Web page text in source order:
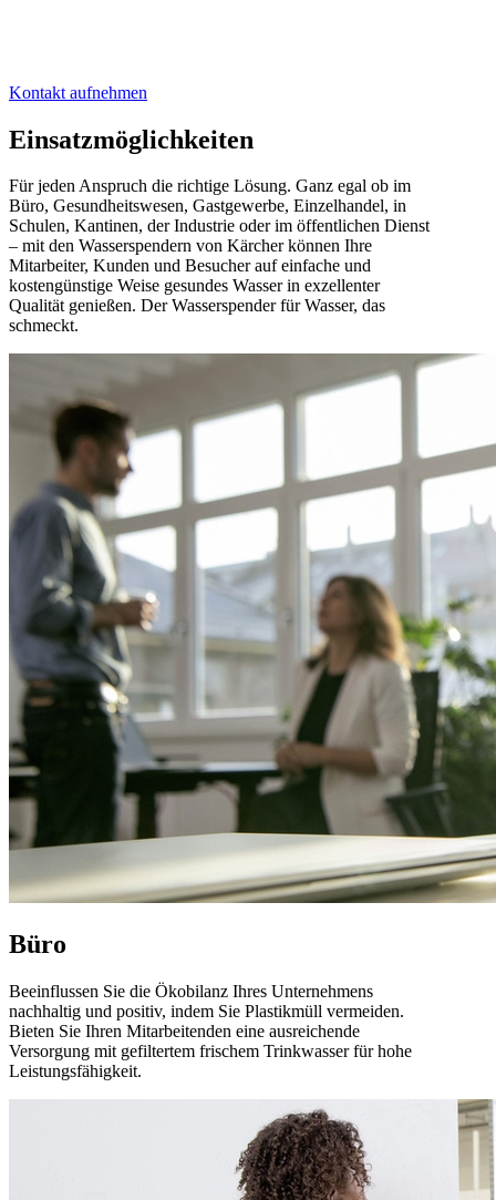
Kontakt aufnehmen
Einsatzmöglichkeiten
Für jeden Anspruch die richtige Lösung. Ganz egal ob im
Büro, Gesundheitswesen, Gastgewerbe, Einzelhandel, in
Schulen, Kantinen, der Industrie oder im öffentlichen Dienst
– mit den Wasserspendern von Kärcher können Ihre
Mitarbeiter, Kunden und Besucher auf einfache und
kostengünstige Weise gesundes Wasser in exzellenter
Qualität genießen. Der Wasserspender für Wasser, das
schmeckt.
Büro
Beeinflussen Sie die Ökobilanz Ihres Unternehmens
nachhaltig und positiv, indem Sie Plastikmüll vermeiden.
Bieten Sie Ihren Mitarbeitenden eine ausreichende
Versorgung mit gefiltertem frischem Trinkwasser für hohe
Leistungsfähigkeit.